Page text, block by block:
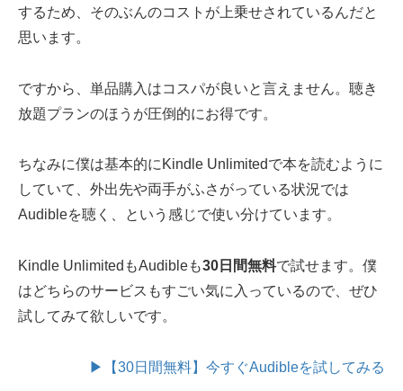
するため、そのぶんのコストが上乗せされているんだと
思います。
ですから、単品購入はコスパが良いと言えません。聴き
放題プランのほうが圧倒的にお得です。
ちなみに僕は基本的にKindle Unlimitedで本を読むように
していて、外出先や両手がふさがっている状況では
Audibleを聴く、という感じで使い分けています。
Kindle UnlimitedもAudibleも30日間無料で試せます。僕
はどちらのサービスもすごい気に入っているので、ぜひ
試してみて欲しいです。
▶【30日間無料】今すぐAudibleを試してみる